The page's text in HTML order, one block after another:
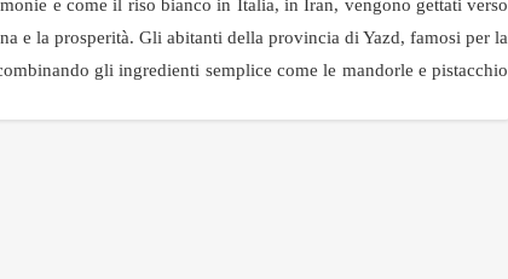
e come il riso bianco in Italia, in Iran, vengono gettati verso
e la prosperità. Gli abitanti della provincia di Yazd, famosi per la
gli ingredienti semplice come le mandorle e pistacchio